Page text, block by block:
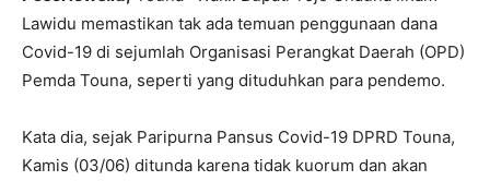
Lawidu memastikan tak ada temuan penggunaan dana
Covid-19 di sejumlah Organisasi Perangkat Daerah (OPD)
Pemda Touna, seperti yang dituduhkan para pendemo.
Kata dia, sejak Paripurna Pansus Covid-19 DPRD Touna,
Kamis (03/06) ditunda karena tidak kuorum dan akan